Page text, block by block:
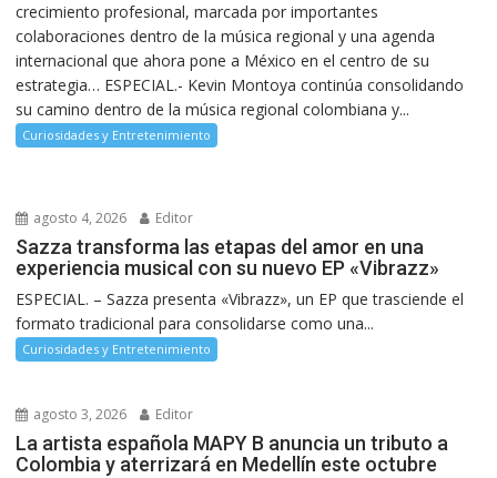
crecimiento profesional, marcada por importantes
colaboraciones dentro de la música regional y una agenda
internacional que ahora pone a México en el centro de su
estrategia… ESPECIAL.- Kevin Montoya continúa consolidando
su camino dentro de la música regional colombiana y...
Curiosidades y Entretenimiento
agosto 4, 2026 Editor
Sazza transforma las etapas del amor en una
experiencia musical con su nuevo EP «Vibrazz»
ESPECIAL. – Sazza presenta «Vibrazz», un EP que trasciende el
formato tradicional para consolidarse como una...
Curiosidades y Entretenimiento
agosto 3, 2026 Editor
La artista española MAPY B anuncia un tributo a
Colombia y aterrizará en Medellín este octubre